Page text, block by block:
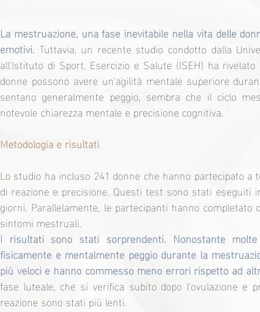
La mestruazione, una fase inevitabile nella vita delle
emotivi. Tuttavia, un recente studio condotto dalla
all'Istituto di Sport, Esercizio e Salute (ISEH) ha
donne possono avere un'agilità mentale superiore
sentano generalmente peggio, sembra che il ciclo
notevole chiarezza mentale e precisione cognitiva.
Metodologia e risultati
Lo studio ha incluso 241 donne che hanno partecipato
di reazione e precisione. Questi test sono stati eseguiti
giorni. Parallelamente, le partecipanti hanno
sintomi mestruali.
I risultati sono stati sorprendenti. Nonostante
fisicamente e mentalmente peggio durante la
più veloci e hanno commesso meno errori rispetto ad
fase luteale, che si verifica subito dopo l'ovulazione e
reazione sono stati più lenti.